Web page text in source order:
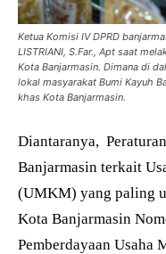
Ketua Komisi IV DPRD
LISTRIANI, S.Far., Apt saat
Kota Banjarmasin. Dimana di
lokal masyarakat Bumi Kayuh
khas Kota Banjarmasin.
Diantaranya,
Banjarmasin terkait
(UMKM) yang paling
Kota Banjarmasin
Pemberdayaan Usaha